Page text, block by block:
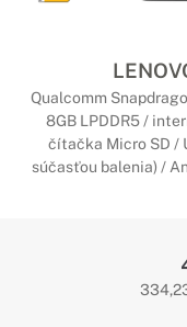
Qualcomm
8GB LPDDR5 /
čítačka Micro SD /
súčasťou balenia) /